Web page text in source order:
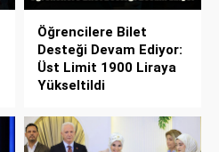
Öğrencilere Bilet
Desteği Devam Ediyor:
Üst Limit 1900 Liraya
Yükseltildi